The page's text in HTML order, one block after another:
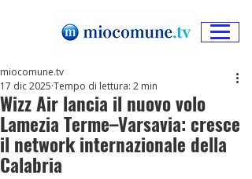
Wizz Air lancia il nuovo volo
Lamezia Terme–Varsavia: cresce
il network internazionale della
Calabria
miocomune.tv
17 dic 2025 Tempo di lettura: 2 min